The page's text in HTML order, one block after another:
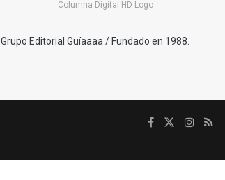
Columna Digital HD Logo
Grupo Editorial Guíaaaa / Fundado en 1988.